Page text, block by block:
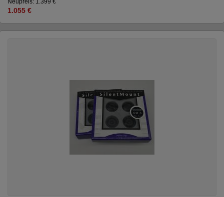
1.055 €